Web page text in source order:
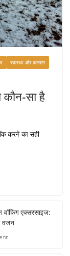
स्वास्थ्य और कल्याण
कौन-सा है
करने का सही
एक्सरसाइज:
वजन